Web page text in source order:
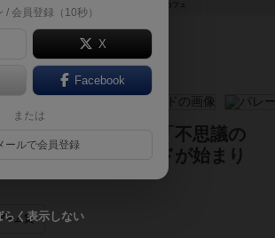
カフェ
び込みましょう。「不思議の
やかな仮装パレードが始まり
ーム賞
/ 会員登録（10秒）
X
Facebook
または
ールで会員登録
らく表示しない